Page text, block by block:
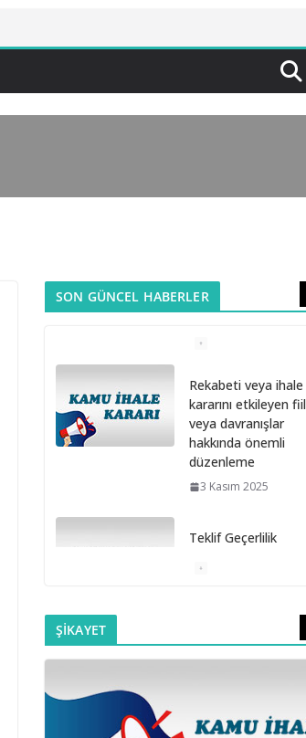
SON GÜNCEL HABERLER
Rekabeti veya ihale
kararını etkileyen fiil
veya davranışlar
hakkında önemli
düzenleme
3 Kasım 2025
Teklif Geçerlilik
Davet Süresi İçinde
Komisyonunun
ŞİKAYET